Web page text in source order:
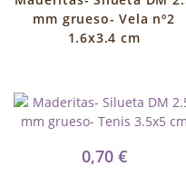
mm grueso- Vela nº2
1.6x3.4 cm
0,70 €